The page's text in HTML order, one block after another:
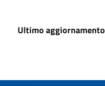
Ultimo aggiornamento